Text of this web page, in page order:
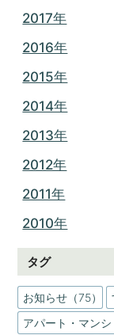
2017年
2016年
2015年
2014年
2013年
2012年
2011年
2010年
タグ
お知らせ（75）
アパート・マンシ